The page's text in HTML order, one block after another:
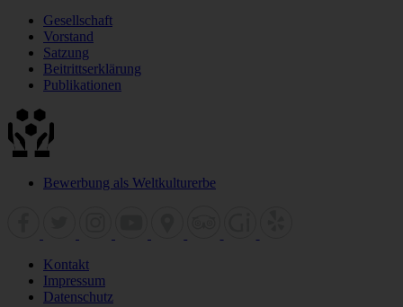
Gesellschaft
Vorstand
Satzung
Beitrittserklärung
Publikationen
Bewerbung als Weltkulturerbe
Kontakt
Impressum
Datenschutz